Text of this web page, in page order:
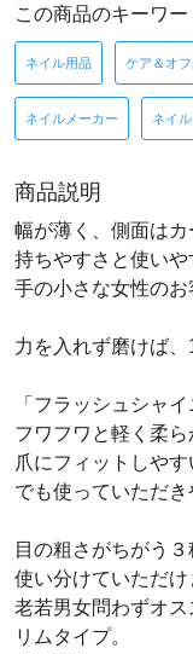
この商品のキーワー
ネイル用品 ケア＆オ
ネイルメーカー ネイ
商品説明
幅が薄く、側面はカ
持ちやすさと使いや
手の小さな女性のお
力を入れず磨けば、
「フラッシュシャ
フワフワと軽く柔ら
爪にフィットしや
でも使っていただき
目の粗さがちがう
使い分けていただけ
老若男女問わずオ
リムタイプ。